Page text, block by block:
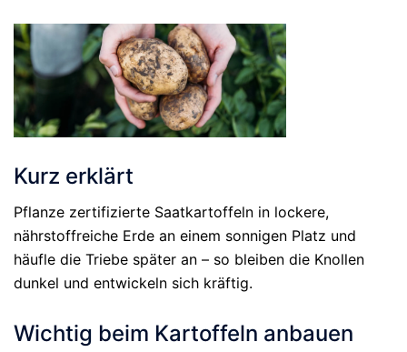
Kurz erklärt
Pflanze zertifizierte Saatkartoffeln in lockere,
nährstoffreiche Erde an einem sonnigen Platz und
häufle die Triebe später an – so bleiben die Knollen
dunkel und entwickeln sich kräftig.
Wichtig beim Kartoffeln anbauen